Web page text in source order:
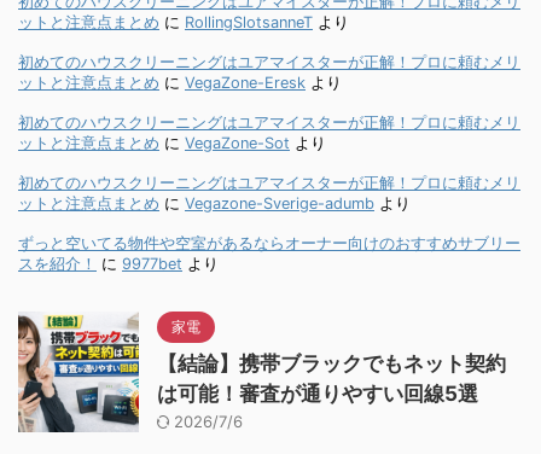
ットと注意点まとめ に RollingSlotsanneT より
初めてのハウスクリーニングはユアマイスターが正解！プロに頼むメリ
ットと注意点まとめ に VegaZone-Eresk より
初めてのハウスクリーニングはユアマイスターが正解！プロに頼むメリ
ットと注意点まとめ に VegaZone-Sot より
初めてのハウスクリーニングはユアマイスターが正解！プロに頼むメリ
ットと注意点まとめ に Vegazone-Sverige-adumb より
ずっと空いてる物件や空室があるならオーナー向けのおすすめサブリー
スを紹介！
に 9977bet より
家電
【結論】携帯ブラックでもネット契約
は可能！審査が通りやすい回線5選
2026/7/6